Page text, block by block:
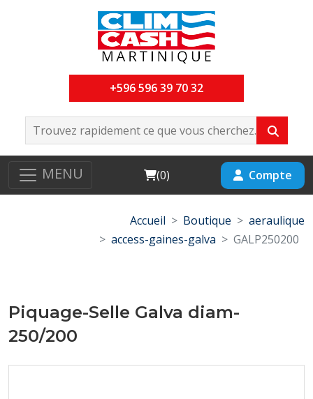
+596 596 39 70 32
MENU Cart
(0) Compte
Accueil Boutique
aeraulique
access-gaines-galva
GALP250200
Piquage-Selle Galva diam-
250/200